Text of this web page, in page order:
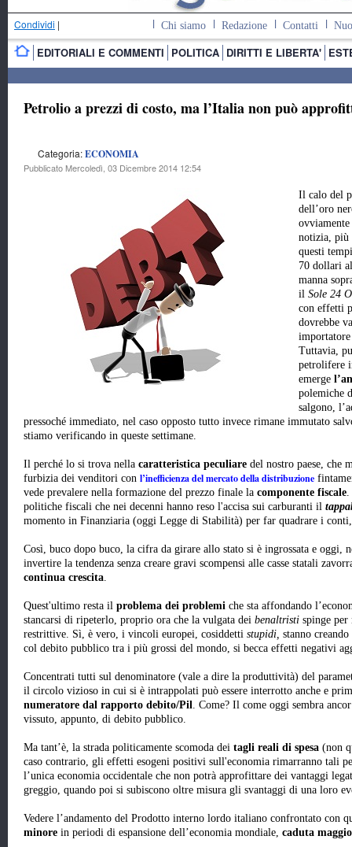
Condividi | Chi siamo Redazione Contatti
EDITORIALI E COMMENTI POLITICA DIRITTI E LIBERTA'
Petrolio a prezzi di costo, ma l’Italia non può
Categoria:ECONOMIA
Pubblicato Mercoledì, 03 Dicembre 2014 12:54
Il calo del
dell’oro
notizia, più
questi
70 dollari
manna
il Sole 24
con effetti
dovrebbe
Tuttavia,
petrolifere
emerge
polemiche
salgono,
pressoché immediato, nel caso opposto tutto invece rimane immutato
stiamo verificando in queste settimane.
Il perché lo si trova nella caratteristica peculiare del nostro paese, che
furbizia dei venditori con l’inefficienza del mercato della distribuzione
vede prevalere nella formazione del prezzo finale la componente fiscale.
politiche fiscali che nei decenni hanno reso l'accisa sui carburanti il
momento in Finanziaria (oggi Legge di Stabilità) per far quadrare i
Così, buco dopo buco, la cifra da girare allo stato si è ingrossata e
invertire la tendenza senza creare gravi scompensi alle casse statali
continua crescita.
Quest'ultimo resta il problema dei problemi che sta affondando
stancarsi di ripeterlo, proprio ora che la vulgata dei benaltristi spinge
restrittive. Sì, è vero, i vincoli europei, cosiddetti stupidi, stanno
col debito pubblico tra i più grossi del mondo, si becca effetti negativi
Concentrati tutti sul denominatore (vale a dire la produttività) del
il circolo vizioso in cui si è intrappolati può essere interrotto anche e
numeratore dal rapporto debito/Pil. Come? Il come oggi sembra
vissuto, appunto, di debito pubblico.
Ma tant’è, la strada politicamente scomoda dei tagli reali di spesa (non
caso contrario, gli effetti esogeni positivi sull'economia rimarranno tali
l’unica economia occidentale che non potrà approfittare dei vantaggi
greggio, quando poi si subiscono oltre misura gli svantaggi di una loro
Vedere l’andamento del Prodotto interno lordo italiano confrontato con
minore in periodi di espansione dell’economia mondiale, caduta